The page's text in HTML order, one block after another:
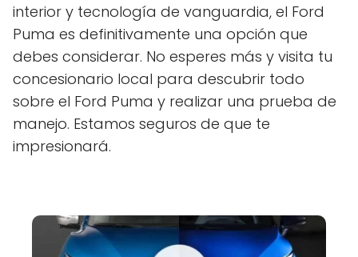
interior y tecnología de vanguardia, el Ford
Puma es definitivamente una opción que
debes considerar. No esperes más y visita tu
concesionario local para descubrir todo
sobre el Ford Puma y realizar una prueba de
manejo. Estamos seguros de que te
impresionará.